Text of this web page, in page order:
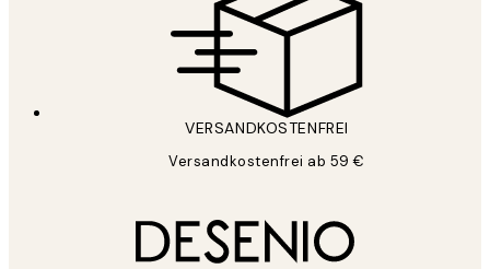
VERSANDKOSTENFREI
Versandkostenfrei ab 59 €